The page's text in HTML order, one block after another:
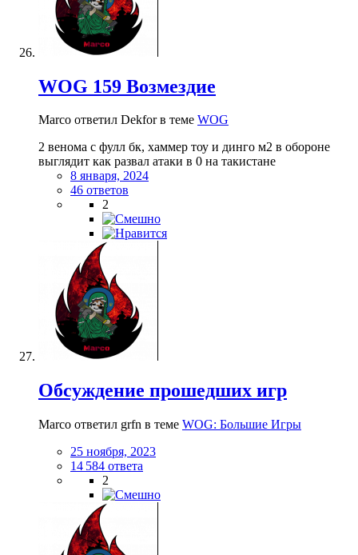
WOG 159 Возмездие
Marco ответил Dekfor в теме WOG
2 венома с фулл бк, хаммер тоу и динго м2 в обороне
выглядит как развал атаки в 0 на такистане
8 января, 2024
46 ответов
2
Обсуждение прошедших игр
Marco ответил grfn в теме WOG: Большие Игры
25 ноября, 2023
14 584 ответа
2